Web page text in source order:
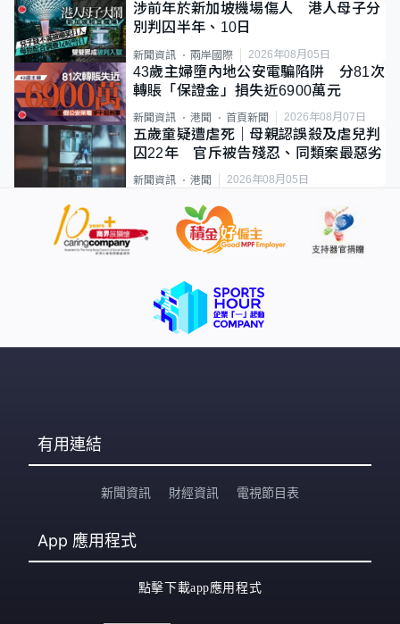
涉前年於新加坡機場傷人 港人母子分
別判囚半年、10日
新聞資訊 兩岸國際 2026年08月05日
43歲主婦墮內地公安電騙陷阱 分81次
轉賬「保證金」損失近6900萬元
新聞資訊 港聞 首頁新聞 2026年08月07日
五歲童疑遭虐死｜母親認誤殺及虐兒判
囚22年 官斥被告殘忍、同類案最惡劣
新聞資訊 港聞 2026年08月05日
有用連結
新聞資訊 財經資訊 電視節目表
App 應用程式
點擊下載app應用程式